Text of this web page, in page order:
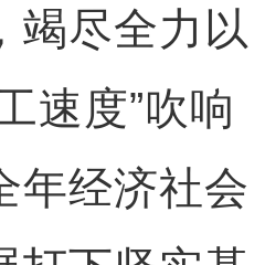
竭尽全力以
速度”吹响
年经济社会